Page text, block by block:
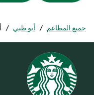
جميع المطاعم / أبو ظبي /